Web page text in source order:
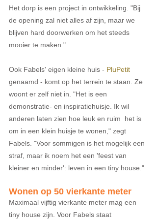
Het dorp is een project in ontwikkeling. "Bij
de opening zal niet alles af zijn, maar we
blijven hard doorwerken om het steeds
mooier te maken."
Ook Fabels' eigen kleine huis - PluPetit
genaamd - komt op het terrein te staan. Ze
woont er zelf niet in. "Het is een
demonstratie- en inspiratiehuisje. Ik wil
anderen laten zien hoe leuk en ruim  het is
om in een klein huisje te wonen," zegt
Fabels. "Voor sommigen is het mogelijk een
straf, maar ik noem het een 'feest van
kleiner en minder': leven in een tiny house."
Wonen op 50 vierkante meter
Maximaal vijftig vierkante meter mag een
tiny house zijn. Voor Fabels staat